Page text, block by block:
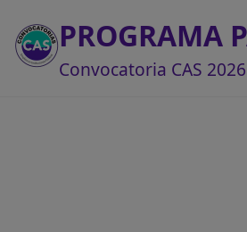
PROGRAMA
Convocatoria CAS 2026